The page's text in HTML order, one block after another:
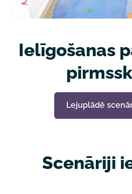
Ielīgošanas
Lejuplādē
Scenāriji